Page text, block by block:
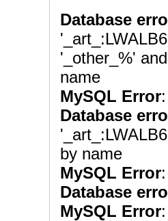
Database
'_other_%'
name
MySQL Error
Database
by name
MySQL Error
Database
MySQL Error